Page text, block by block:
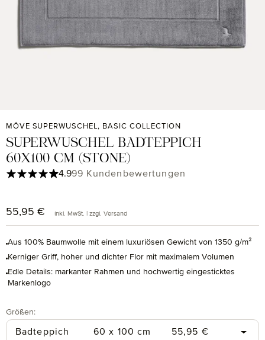
MÖVE SUPERWUSCHEL, BASIC COLLECTION
SUPERWUSCHEL BADTEPPICH
60X100 CM (STONE)
Regulärer Preis:
55,95 € inkl. MwSt. | zzgl. Versand
Aus 100% Baumwolle mit einem luxuriösen Gewicht von 1350 g/m²
Kerniger Griff, hoher und dichter Flor mit maximalem Volumen
Edle Details: markanter Rahmen und hochwertig eingesticktes
Markenlogo
Durchschnittliche Bewertung von 4.9 von 5 Sternen
4.999 Kundenbewertungen
Größenauswählen
:
Badteppich 60 x 100 cm Regulärer Preis:
55,95 €